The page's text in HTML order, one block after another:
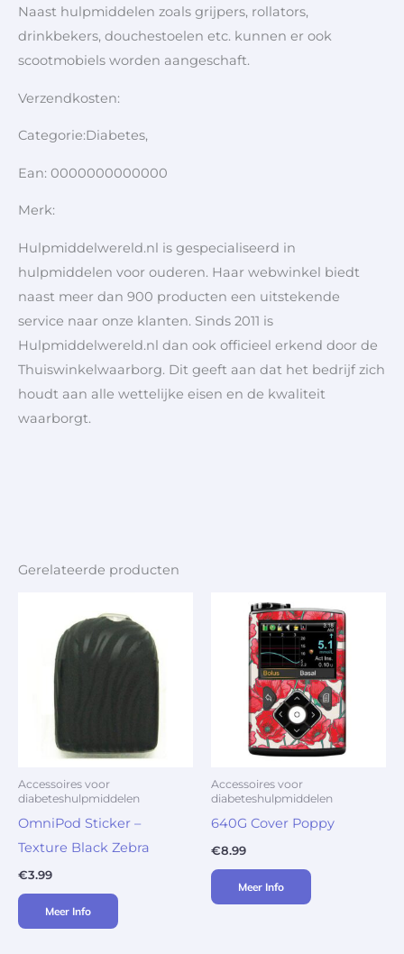
Naast hulpmiddelen zoals grijpers, rollators,
drinkbekers, douchestoelen etc. kunnen er ook
scootmobiels worden aangeschaft.
Verzendkosten:
Categorie:Diabetes,
Ean: 0000000000000
Merk:
Hulpmiddelwereld.nl is gespecialiseerd in
hulpmiddelen voor ouderen. Haar webwinkel biedt
naast meer dan 900 producten een uitstekende
service naar onze klanten. Sinds 2011 is
Hulpmiddelwereld.nl dan ook officieel erkend door de
Thuiswinkelwaarborg. Dit geeft aan dat het bedrijf zich
houdt aan alle wettelijke eisen en de kwaliteit
waarborgt.
Gerelateerde producten
Accessoires voor
diabeteshulpmiddelen
OmniPod Sticker –
Texture Black Zebra
€3.99
Meer Info
Accessoires voor
diabeteshulpmiddelen
640G Cover Poppy
€8.99
Meer Info